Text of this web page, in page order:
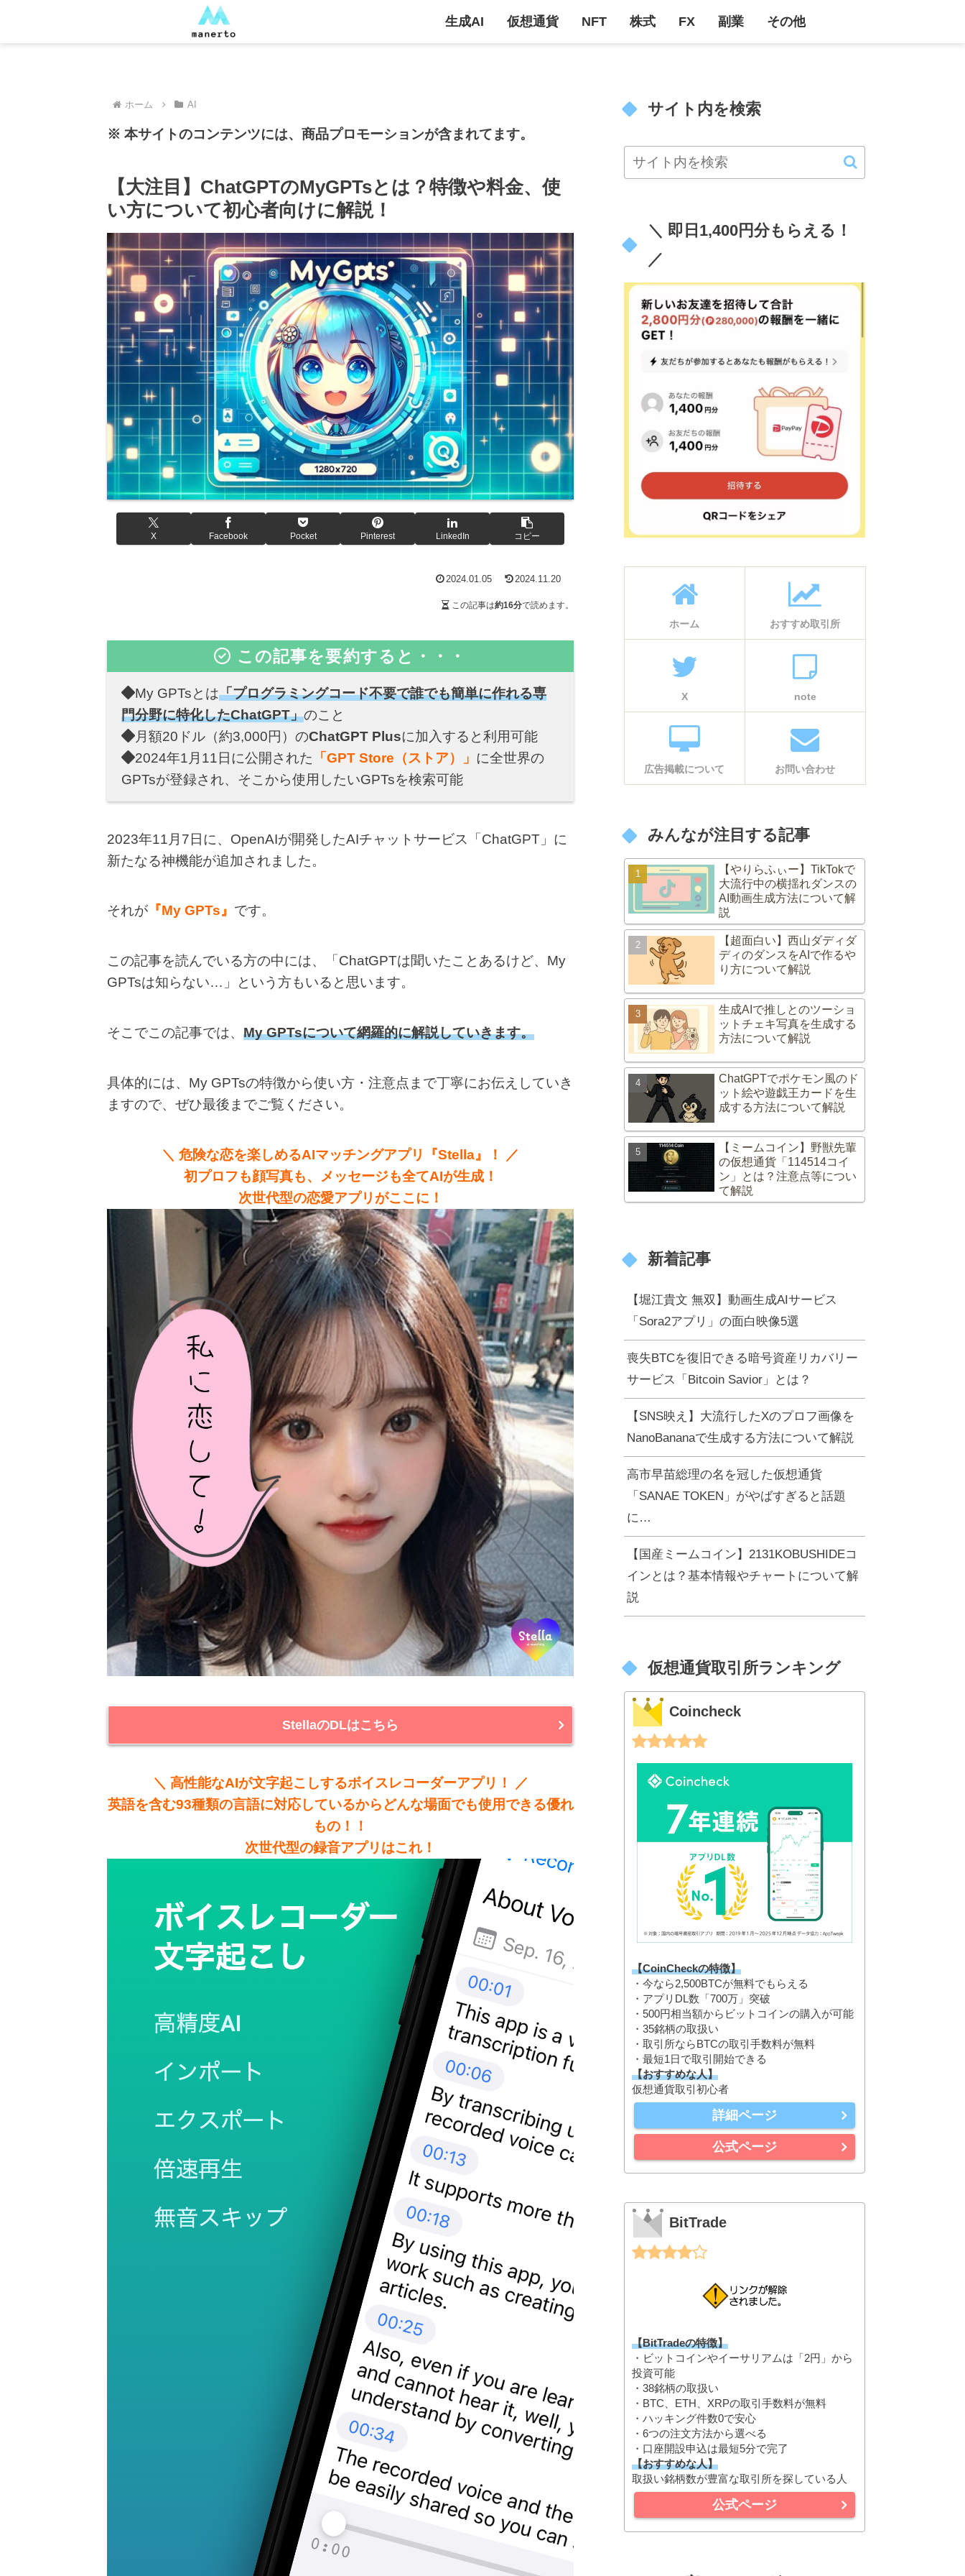
生成AI 仮想通貨 NFT 株式 FX 副業 その他
ホーム AI
※ 本サイトのコンテンツには、商品プロモーションが含まれてます。
【大注目】ChatGPTのMyGPTsとは？特徴や料金、使
い方について初心者向けに解説！
X Facebook Pocket Pinterest LinkedIn コピー
2024.01.05 2024.11.20
この記事は約16分で読めます。
この記事を要約すると・・・
My GPTsとは「プログラミングコード不要で誰でも簡単に作れる専
門分野に特化したChatGPT」のこと
月額20ドル（約3,000円）のChatGPT Plusに加入すると利用可能
2024年1月11日に公開された 「GPT Store（ストア）」 に全世界の
GPTsが登録され、そこから使用したいGPTsを検索可能
2023年11月7日に、OpenAIが開発したAIチャットサービス「ChatGPT」に
新たなる神機能が追加されました。
それが 『My GPTs』 です。
この記事を読んでいる方の中には、「ChatGPTは聞いたことあるけど、My
GPTsは知らない…」という方もいると思います。
そこでこの記事では、 My GPTsについて網羅的に解説していきます。
具体的には、My GPTsの特徴から使い方・注意点まで丁寧にお伝えしていき
ますので、ぜひ最後までご覧ください。
＼ 危険な恋を楽しめるAIマッチングアプリ『Stella』！ ／
初プロフも顔写真も、メッセージも全てAIが生成！
次世代型の恋愛アプリがここに！
StellaのDLはこちら
＼ 高性能なAIが文字起こしするボイスレコーダーアプリ！ ／
英語を含む93種類の言語に対応しているからどんな場面でも使用できる優れ
もの！！
次世代型の録音アプリはこれ！
サイト内を検索
＼ 即日1,400円分もらえる！
／
ホーム おすすめ取引所
X note
広告掲載について お問い合わせ
みんなが注目する記事
【やりらふぃー】TikTokで
大流行中の横揺れダンスの
AI動画生成方法について解
説
【超面白い】西山ダディダ
ディのダンスをAIで作るや
り方について解説
生成AIで推しとのツーショ
ットチェキ写真を生成する
方法について解説
ChatGPTでポケモン風のド
ット絵や遊戯王カードを生
成する方法について解説
【ミームコイン】野獣先輩
の仮想通貨「114514コイ
ン」とは？注意点等につい
て解説
新着記事
【堀江貴文 無双】動画生成AIサービス
「Sora2アプリ」の面白映像5選
喪失BTCを復旧できる暗号資産リカバリー
サービス「Bitcoin Savior」とは？
【SNS映え】大流行したXのプロフ画像を
NanoBananaで生成する方法について解説
高市早苗総理の名を冠した仮想通貨
「SANAE TOKEN」がやばすぎると話題
に…
【国産ミームコイン】2131KOBUSHIDEコ
インとは？基本情報やチャートについて解
説
仮想通貨取引所ランキング
Coincheck
【CoinCheckの特徴】
・今なら2,500BTCが無料でもらえる
・アプリDL数「700万」突破
・500円相当額からビットコインの購入が可能
・35銘柄の取扱い
・取引所ならBTCの取引手数料が無料
・最短1日で取引開始できる
【おすすめな人】
仮想通貨取引初心者
詳細ページ
公式ページ
BitTrade
【BitTradeの特徴】
・ビットコインやイーサリアムは「2円」から
投資可能
・38銘柄の取扱い
・BTC、ETH、XRPの取引手数料が無料
・ハッキング件数0で安心
・6つの注文方法から選べる
・口座開設申込は最短5分で完了
【おすすめな人】
取扱い銘柄数が豊富な取引所を探している人
公式ページ